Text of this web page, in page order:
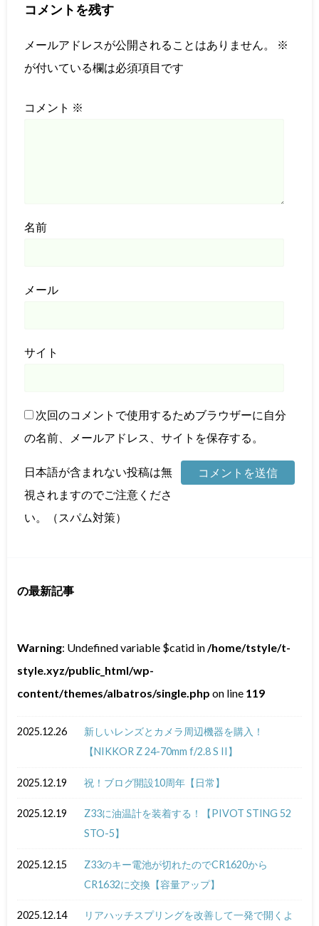
コメントを残す
メールアドレスが公開されることはありません。
※
が付いている欄は必須項目です
コメント ※
名前
メール
サイト
次回のコメントで使用するためブラウザーに自分
の名前、メールアドレス、サイトを保存する。
日本語が含まれない投稿は無
視されますのでご注意くださ
い。（スパム対策）
の最新記事
Warning: Undefined variable $catid in/home/tstyle/t-
style.xyz/public_html/wp-
content/themes/albatros/single.php on line 119
2025.12.26
新しいレンズとカメラ周辺機器を購入！
【NIKKOR Z 24-70mm f/2.8 S II】
2025.12.19 祝！ブログ開設10周年【日常】
2025.12.19
Z33に油温計を装着する！【PIVOT STING 52
STO-5】
2025.12.15
Z33のキー電池が切れたのでCR1620から
CR1632に交換【容量アップ】
2025.12.14 リアハッチスプリングを改善して一発で開くよ